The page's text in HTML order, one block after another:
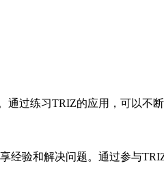
过练习TRIZ的应用，可以不断
验和解决问题。通过参与